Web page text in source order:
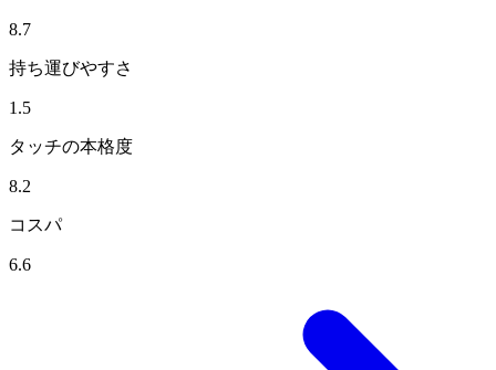
8.7
持ち運びやすさ
1.5
タッチの本格度
8.2
コスパ
6.6